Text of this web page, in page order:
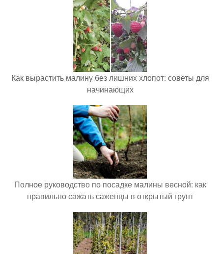
Как вырастить малину без лишних хлопот: советы для
начинающих
Полное руководство по посадке малины весной: как
правильно сажать саженцы в открытый грунт